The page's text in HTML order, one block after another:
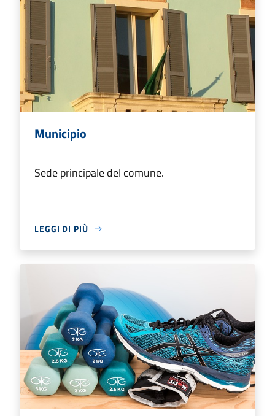
Municipio
Sede principale del comune.
LEGGI DI PIÙ